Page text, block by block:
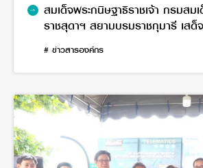
สมเด็จพระกนิษฐาธิราชเจ้า กรมสม
ราชสุดาฯ สยามบรมราชกุมารี เสด็
คอร์ปอเรชั่น จำกัด (สำนักงานใหญ่)
# ข่าวสารองค์กร